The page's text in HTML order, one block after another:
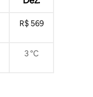
R$ 569
3 °C